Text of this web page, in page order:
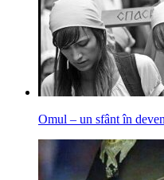
Omul – un sfânt în